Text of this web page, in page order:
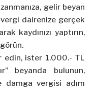
gelir beyan
dairenize gerçek
kaydınızı yaptırın,
edin, ister 1.000.- TL
beyanda bulunun,
damga vergisi adım